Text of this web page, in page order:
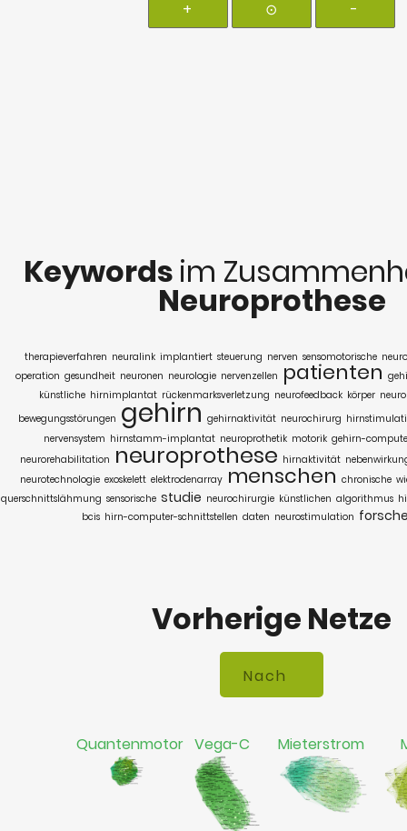
+ ⊙ -
Keywords im
Neuroprothese
therapieverfahren neuralink implantiert steuerung nerven sensomotorische
operation gesundheit neuronen neurologie nervenzellen patienten
künstliche hirnimplantat rückenmarksverletzung neurofeedback körper
bewegungsstörungen gehirn gehirnaktivität neurochirurg
nervensystem hirnstamm-implantat neuroprothetik motorik gehirn-
neurorehabilitation neuroprothese hirnaktivität
neurotechnologie exoskelett elektrodenarray menschen chronische
querschnittslähmung sensorische studie neurochirurgie künstlichen algorithmus
bcis hirn-computer-schnittstellen daten neurostimulation
Vorherige Netze
Quantenmotor Vega-C Mieterstrom